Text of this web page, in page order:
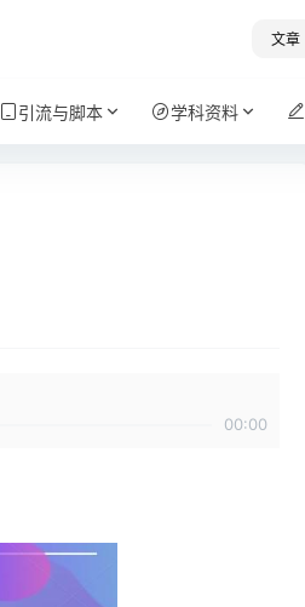
文章
引流与脚本 学科资料
00:00